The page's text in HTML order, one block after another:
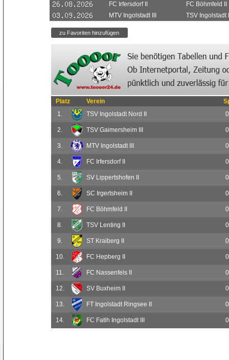
FC Irfersdorf II
FC Böhmfeld II
MTV Ingolstadt III
TSV Ingolstadt
Platz Verein
1.
TSV Ingolstadt Nord II 0
2. TSV Gaimersheim III 0
3. MTV Ingolstadt III 0
4. FC Irfersdorf II 0
5. SV Lippertshofen II 0
6. SC Irgertsheim II 0
7. FC Böhmfeld II 0
8. TSV Lenting II 0
9. ST Kraiberg II 0
10. FC Hepberg II 0
11. FC Nassenfels II 0
12. SV Buxheim II 0
13. FT Ingolstadt Ringsee II 0
14. FC Fatih Ingolstadt III 0